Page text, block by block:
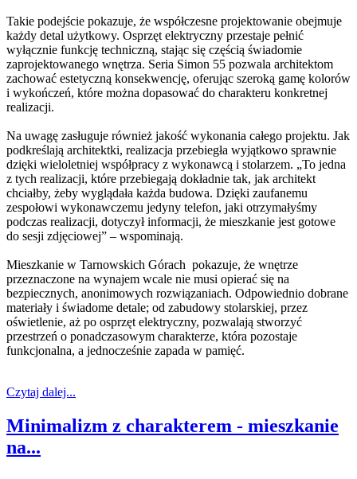
Takie podejście pokazuje, że współczesne projektowanie obejmuje
każdy detal użytkowy. Osprzęt elektryczny przestaje pełnić
wyłącznie funkcję techniczną, stając się częścią świadomie
zaprojektowanego wnętrza. Seria Simon 55 pozwala architektom
zachować estetyczną konsekwencję, oferując szeroką gamę kolorów
i wykończeń, które można dopasować do charakteru konkretnej
realizacji.
Na uwagę zasługuje również jakość wykonania całego projektu. Jak
podkreślają architektki, realizacja przebiegła wyjątkowo sprawnie
dzięki wieloletniej współpracy z wykonawcą i stolarzem. „To jedna
z tych realizacji, które przebiegają dokładnie tak, jak architekt
chciałby, żeby wyglądała każda budowa. Dzięki zaufanemu
zespołowi wykonawczemu jedyny telefon, jaki otrzymałyśmy
podczas realizacji, dotyczył informacji, że mieszkanie jest gotowe
do sesji zdjęciowej” – wspominają.
Mieszkanie w Tarnowskich Górach pokazuje, że wnętrze
przeznaczone na wynajem wcale nie musi opierać się na
bezpiecznych, anonimowych rozwiązaniach. Odpowiednio dobrane
materiały i świadome detale; od zabudowy stolarskiej, przez
oświetlenie, aż po osprzęt elektryczny, pozwalają stworzyć
przestrzeń o ponadczasowym charakterze, która pozostaje
funkcjonalna, a jednocześnie zapada w pamięć.
Czytaj dalej...
Minimalizm z charakterem - mieszkanie
na...